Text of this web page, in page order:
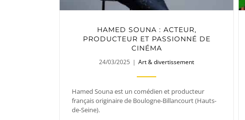
HAMED SOUNA : ACTEUR,
PRODUCTEUR ET PASSIONNÉ DE
CINÉMA
24/03/2025 | Art & divertissement
Hamed Souna est un comédien et producteur
français originaire de Boulogne-Billancourt (Hauts-
de-Seine).